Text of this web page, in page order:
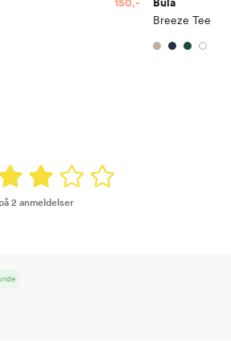
Breeze Tee
2 anmeldelser